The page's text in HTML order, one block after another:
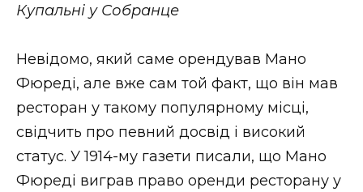
Купальні у Собранце
Невідомо, який саме орендував Мано
Фюреді, але вже сам той факт, що він мав
ресторан у такому популярному місці,
свідчить про певний досвід і високий
статус. У 1914-му газети писали, що Мано
Фюреді виграв право оренди ресторану у